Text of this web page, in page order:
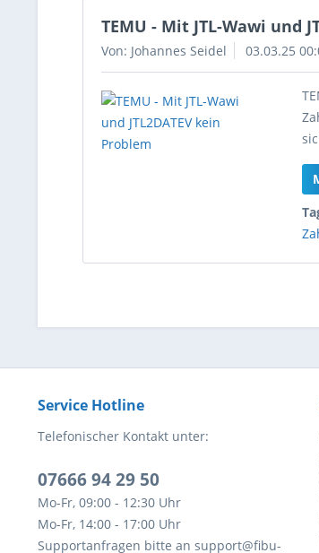
TEMU - Mit JTL-Wawi und
Von: Johannes Seidel 03.03.25
Service Hotline
Telefonischer Kontakt unter:
07666 94 29 50
Mo-Fr, 09:00 - 12:30 Uhr
Mo-Fr, 14:00 - 17:00 Uhr
Supportanfragen bitte an support@fibu-